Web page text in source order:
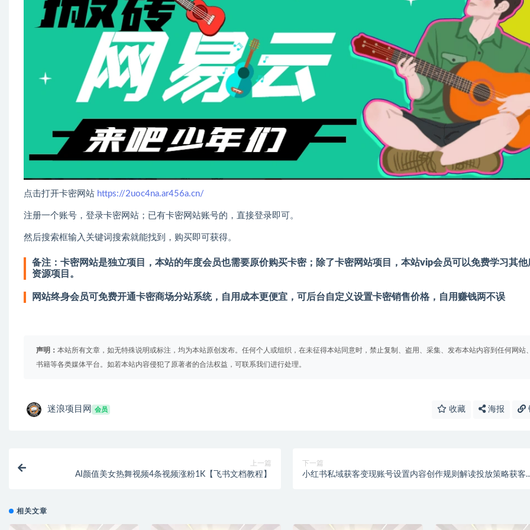
点击打开卡密网站 https://2uoc4na.ar456a.cn/
注册一个账号，登录卡密网站；已有卡密网站账号的，直接登录即可。
然后搜索框输入关键词搜索就能找到，购买即可获得。
备注：卡密网站是独立项目，本站的年度会员也需要原价购买卡密；除了卡密网站项目，本站vip会员可以免费学习其他
资源项目。
网站终身会员可免费开通卡密商场分站系统，自用成本更便宜，可后台自定义设置卡密销售价格，自用赚钱两不误
声明： 本站所有文章，如无特殊说明或标注，均为本站原创发布。任何个人或组织，在未征得本站同意时，禁止复制、盗用、采集、发布本站内容到任何网站
书籍等各类媒体平台。如若本站内容侵犯了原著者的合法权益，可联系我们进行处理。
迷浪项目网 会员 收藏 海报
上一篇
AI颜值美女热舞视频4条视频涨粉1K【飞书文档教程】
下一篇
小红书私域获客变现账号设置内容创作规则解读投放策略获客
相关文章